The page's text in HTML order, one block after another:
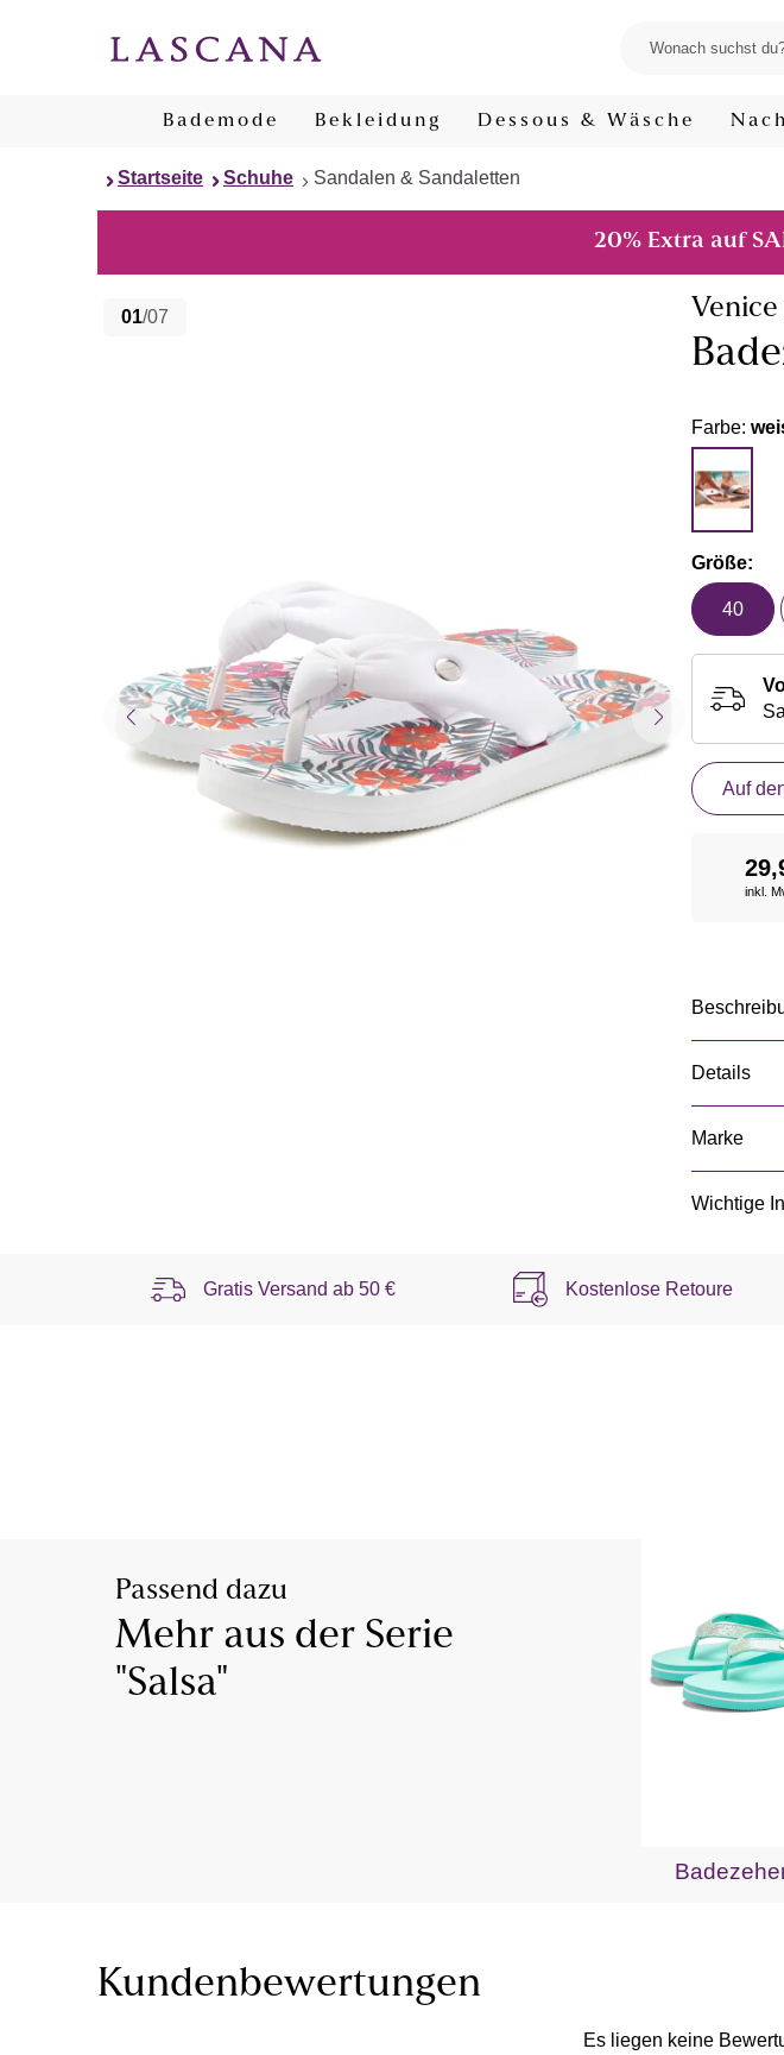
Bademode Bekleidung Dessous & Wäsche
Startseite Schuhe Sandalen & Sandaletten
20% Extra auf
01/07
Farbe:
Größe:
40
Auf
inkl.
Details
Marke
Wichtige
Gratis Versand ab 50 € Kostenlose Retoure
Passend dazu
Mehr aus der Serie
"Salsa"
Kundenbewertungen
Es liegen keine